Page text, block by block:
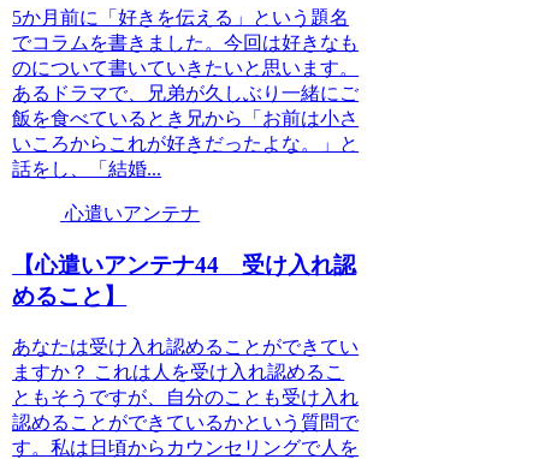
5か月前に「好きを伝える」という題名
でコラムを書きました。今回は好きなも
のについて書いていきたいと思います。
あるドラマで、兄弟が久しぶり一緒にご
飯を食べているとき兄から「お前は小さ
いころからこれが好きだったよな。」と
話をし、「結婚...
心遣いアンテナ
【心遣いアンテナ44 受け入れ認
めること】
あなたは受け入れ認めることができてい
ますか？ これは人を受け入れ認めるこ
ともそうですが、自分のことも受け入れ
認めることができているかという質問で
す。私は日頃からカウンセリングで人を